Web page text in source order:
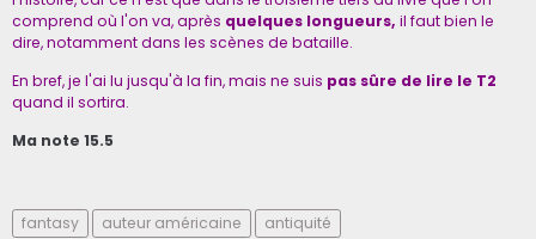
comprend où l'on va, après quelques longueurs, il faut bien le
dire, notamment dans les scènes de bataille.
En bref, je l'ai lu jusqu'à la fin, mais ne suis pas sûre de lire le T2
quand il sortira.
Ma note 15.5
fantasy auteur américaine antiquité